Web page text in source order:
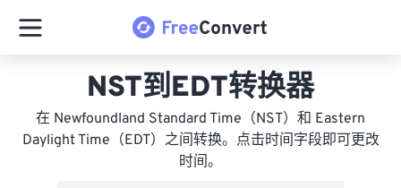
NST到EDT转换器
在 Newfoundland Standard Time（NST）和 Eastern
Daylight Time（EDT）之间转换。点击时间字段即可更改
时间。